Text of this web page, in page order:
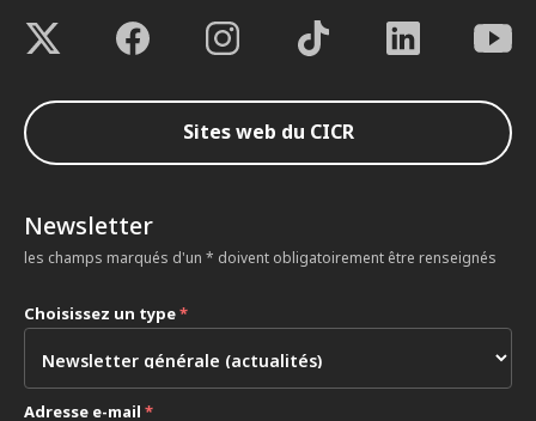
Sites web du CICR
Newsletter
les champs marqués d'un * doivent obligatoirement être renseignés
Choisissez un type*
Adresse e-mail *